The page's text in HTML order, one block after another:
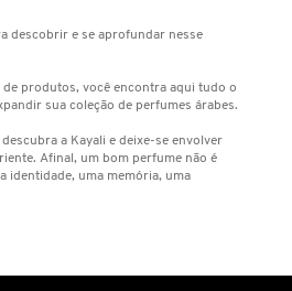
descobrir e se aprofundar nesse
de produtos, você encontra aqui tudo o
sua coleção de perfumes árabes.
a Kayali e deixe-se envolver
Afinal, um bom perfume não é
identidade, uma memória, uma